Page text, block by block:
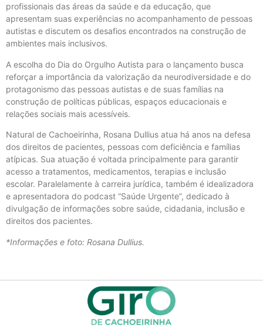
profissionais das áreas da saúde e da educação, que
apresentam suas experiências no acompanhamento de pessoas
autistas e discutem os desafios encontrados na construção de
ambientes mais inclusivos.
A escolha do Dia do Orgulho Autista para o lançamento busca
reforçar a importância da valorização da neurodiversidade e do
protagonismo das pessoas autistas e de suas famílias na
construção de políticas públicas, espaços educacionais e
relações sociais mais acessíveis.
Natural de Cachoeirinha, Rosana Dullius atua há anos na defesa
dos direitos de pacientes, pessoas com deficiência e famílias
atípicas. Sua atuação é voltada principalmente para garantir
acesso a tratamentos, medicamentos, terapias e inclusão
escolar. Paralelamente à carreira jurídica, também é idealizadora
e apresentadora do podcast “Saúde Urgente”, dedicado à
divulgação de informações sobre saúde, cidadania, inclusão e
direitos dos pacientes.
*Informações e foto: Rosana Dullius.